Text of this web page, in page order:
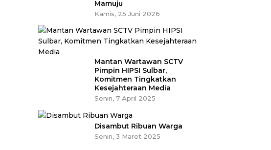
Mamuju
Kamis, 25 Juni 2026
Mantan Wartawan SCTV
Pimpin HIPSI Sulbar,
Komitmen Tingkatkan
Kesejahteraan Media
Senin, 7 April 2025
Disambut Ribuan Warga
Senin, 3 Maret 2025